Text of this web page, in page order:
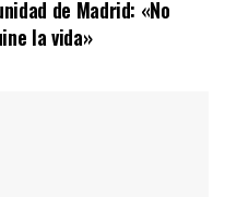
de Madrid: «No
la vida»